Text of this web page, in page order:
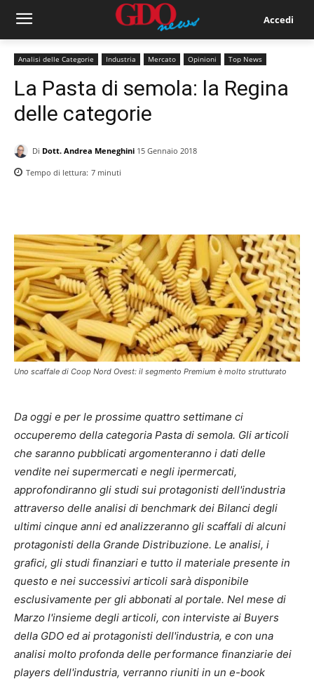
Accedi
Analisi delle Categorie Industria Mercato Opinioni Top News
La Pasta di semola: la Regina
delle categorie
Di Dott. Andrea Meneghini 15 Gennaio 2018
Tempo di lettura: 7 minuti
Uno scaffale di Coop Nord Ovest: il segmento Premium è molto strutturato
Da oggi e per le prossime quattro settimane ci
occuperemo della categoria Pasta di semola. Gli articoli
che saranno pubblicati argomenteranno i dati delle
vendite nei supermercati e negli ipermercati,
approfondiranno gli studi sui protagonisti dell'industria
attraverso delle analisi di benchmark dei Bilanci degli
ultimi cinque anni ed analizzeranno gli scaffali di alcuni
protagonisti della Grande Distribuzione. Le analisi, i
grafici, gli studi finanziari e tutto il materiale presente in
questo e nei successivi articoli sarà disponibile
esclusivamente per gli abbonati al portale. Nel mese di
Marzo l'insieme degli articoli, con interviste ai Buyers
della GDO ed ai protagonisti dell'industria, e con una
analisi molto profonda delle performance finanziarie dei
players dell'industria, verranno riuniti in un e-book